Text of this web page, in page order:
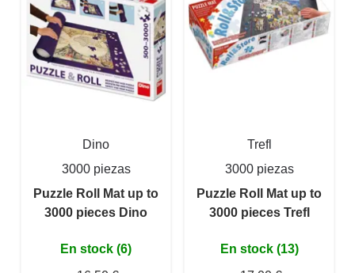
Dino
3000 piezas
Puzzle Roll Mat up to
3000 pieces Dino
En stock (6)
Trefl
3000 piezas
Puzzle Roll Mat up to
3000 pieces Trefl
En stock (13)